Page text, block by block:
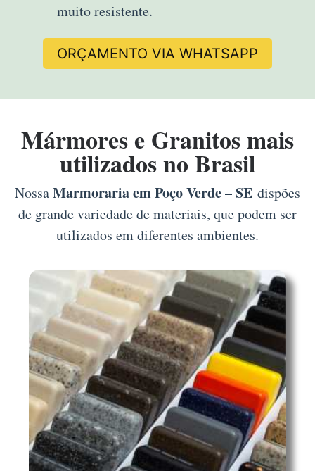
muito resistente.
ORÇAMENTO VIA WHATSAPP
Mármores e Granitos mais
utilizados no Brasil
NossaMarmoraria em Poço Verde – SE dispões
de grande variedade de materiais, que podem ser
utilizados em diferentes ambientes.